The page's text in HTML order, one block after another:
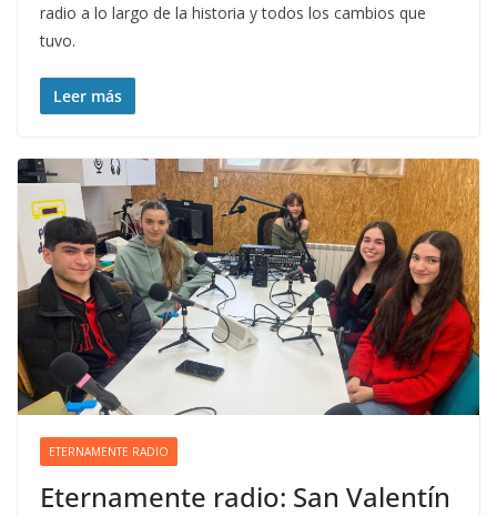
radio a lo largo de la historia y todos los cambios que
tuvo.
Leer más
ETERNAMENTE RADIO
Eternamente radio: San Valentín